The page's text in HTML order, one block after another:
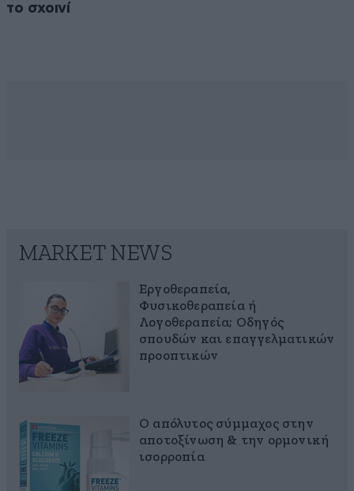
το σχοινί
MARKET NEWS
Εργοθεραπεία,
Φυσικοθεραπεία ή
Λογοθεραπεία; Οδηγός
σπουδών και επαγγελματικών
προοπτικών
Ο απόλυτος σύμμαχος στην
αποτοξίνωση & την ορμονική
ισορροπία